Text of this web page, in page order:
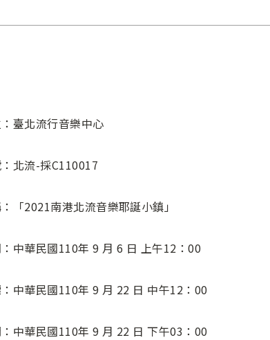
臺北流行音樂中心
北流-採C110017
「2021南港北流音樂耶誕小鎮」
中華民國110年 9 月 6 日 上午12：00
中華民國110年 9 月 22 日 中午12：00
中華民國110年 9 月 22 日 下午03：00